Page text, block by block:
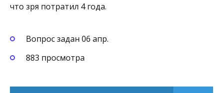
что зря потратил 4 года.
Вопрос задан 06 апр.
883 просмотра